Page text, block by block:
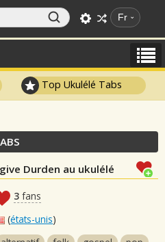
Fr
Top Ukulélé Tabs
Durden au ukulélé
3 fans
(états-unis)